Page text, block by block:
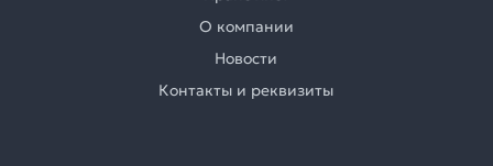
О компании
Новости
Контакты и реквизиты